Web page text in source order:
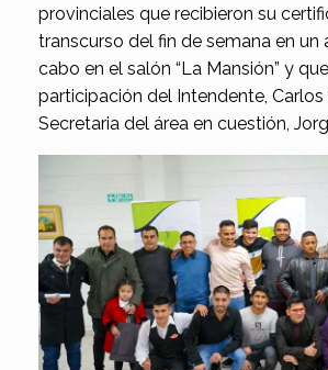
provinciales que recibieron su
transcurso del fin de semana en
cabo en el salón “La Mansión” y
participación del Intendente,
Secretaria del área en cuestión,